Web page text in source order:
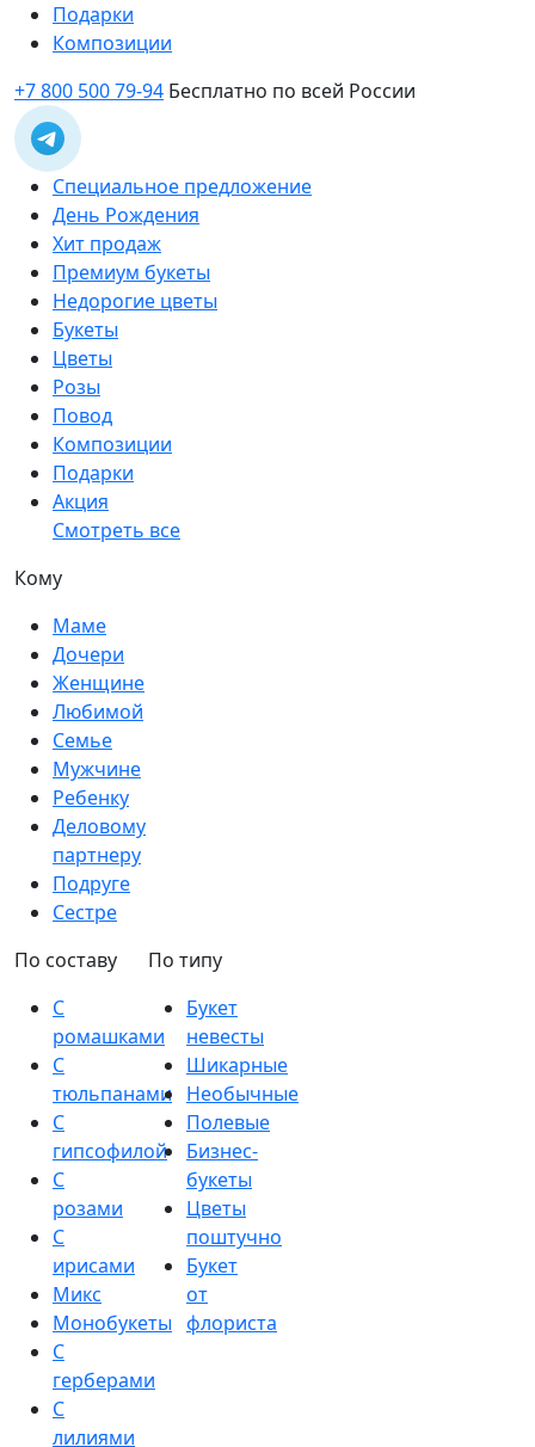
Подарки
Композиции
+7 800 500 79-94 Бесплатно по всей России
Специальное предложение
День Рождения
Хит продаж
Премиум букеты
Недорогие цветы
Букеты
Цветы
Розы
Повод
Композиции
Подарки
Акция
Смотреть все
Кому
Маме
Дочери
Женщине
Любимой
Семье
Мужчине
Ребенку
Деловому
партнеру
Подруге
Сестре
По составу
С
ромашками
С
тюльпанами
С
гипсофилой
С
розами
С
ирисами
Микс
Монобукеты
С
герберами
С
лилиями
По типу
Букет
невесты
Шикарные
Необычные
Полевые
Бизнес-
букеты
Цветы
поштучно
Букет
от
флориста